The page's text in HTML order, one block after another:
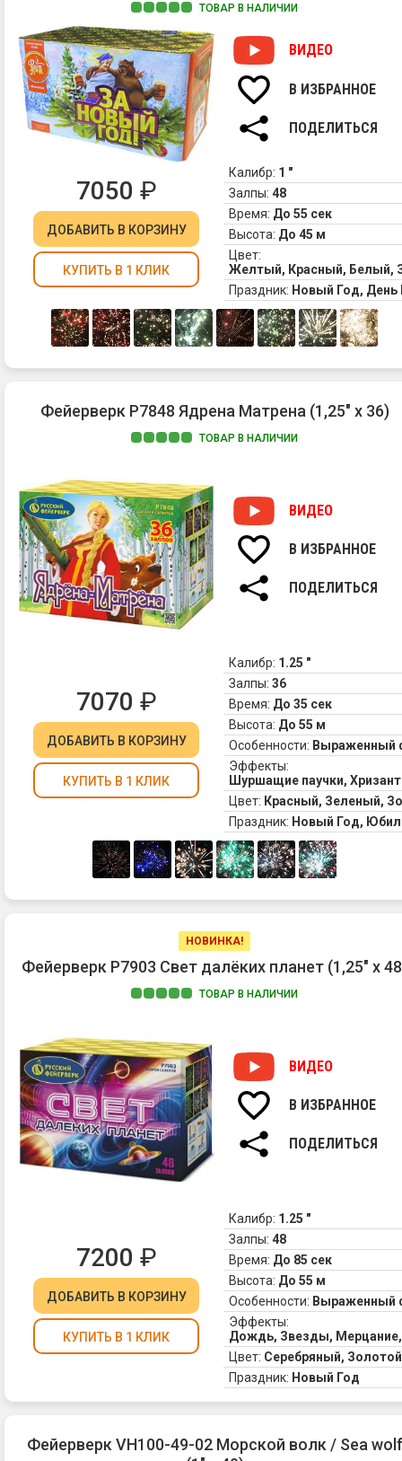
ТОВАР В НАЛИЧИИ
ВИДЕО
В ИЗБРАННОЕ
ПОДЕЛИТЬСЯ
7050 ₽
ДОБАВИТЬ В КОРЗИНУ
КУПИТЬ В 1 КЛИК
Калибр: 1 "
Залпы: 48
Время: До 55 сек
Высота: До 45 м
Цвет:
Желтый, Красный, Белый,
Праздник: Новый Год,
Фейерверк Р7848 Ядрена Матрена (1,25" х 36)
ТОВАР В НАЛИЧИИ
ВИДЕО
В ИЗБРАННОЕ
ПОДЕЛИТЬСЯ
7070 ₽
ДОБАВИТЬ В КОРЗИНУ
КУПИТЬ В 1 КЛИК
Калибр: 1.25 "
Залпы: 36
Время: До 35 сек
Высота: До 55 м
Особенности: Выраженный
Эффекты:
Шуршащие паучки,
Цвет: Красный, Зеленый,
Праздник: Новый Год,
НОВИНКА!
Фейерверк Р7903 Свет далёких планет (1,25" х
ТОВАР В НАЛИЧИИ
ВИДЕО
В ИЗБРАННОЕ
ПОДЕЛИТЬСЯ
7200 ₽
ДОБАВИТЬ В КОРЗИНУ
КУПИТЬ В 1 КЛИК
Калибр: 1.25 "
Залпы: 48
Время: До 85 сек
Высота: До 55 м
Особенности: Выраженный
Эффекты:
Дождь, Звезды,
Цвет: Серебряный,
Праздник: Новый Год
Фейерверк VH100-49-02 Морской волк / Sea wolf